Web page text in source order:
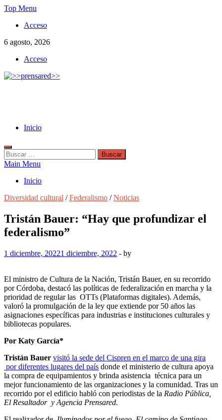
Skip
content
Top Menu
Acceso
6 agosto, 2026
Acceso
Inicio
Buscar:
Main Menu
Inicio
Diversidad cultural /Federalismo /Noticias
Tristán Bauer: “Hay que profundizar el
federalismo”
1 diciembre, 20221 diciembre, 2022 - by
El ministro de Cultura de la Nación, Tristán Bauer, en su recorrido
por Córdoba, destacó las políticas de federalización en marcha y la
prioridad de regular las OTTs (Plataformas digitales). Además,
valoró la promulgación de la ley que extiende por 50 años las
asignaciones específicas para industrias e instituciones culturales y
bibliotecas populares.
Por Katy García*
Tristán Bauer visitó la sede del Cispren en el marco de una gira
por diferentes lugares del país donde el ministerio de cultura apoya
la compra de equipamientos y brinda asistencia técnica para un
mejor funcionamiento de las organizaciones y la comunidad. Tras un
recorrido por el edificio habló con periodistas de la Radio Pública,
El Resaltador y Agencia Prensared.